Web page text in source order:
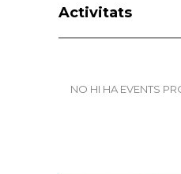
Activitats
NO HI HA EVENTS